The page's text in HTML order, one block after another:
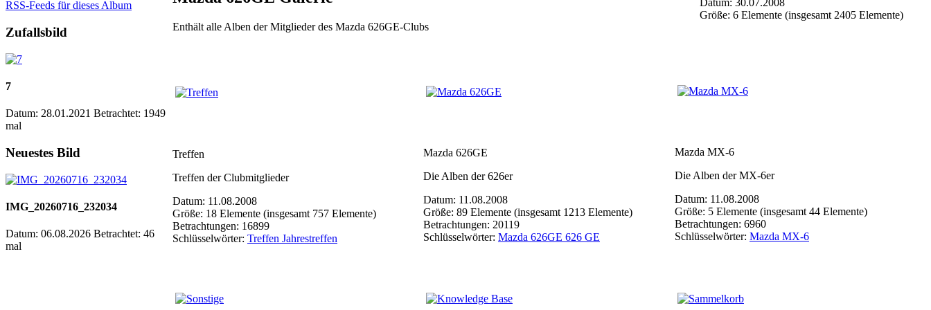
RSS-Feeds für dieses Album
Zufallsbild
7
Datum: 28.01.2021 Betrachtet: 1949
mal
Neuestes Bild
IMG_20260716_232034
Datum: 06.08.2026 Betrachtet: 46
mal
Enthält alle Alben der Mitglieder des Mazda 626GE-Clubs
Datum: 30.07.2008
Größe: 6 Elemente (insgesamt 2405 Elemente)
Treffen
Treffen der Clubmitglieder
Datum: 11.08.2008
Größe: 18 Elemente (insgesamt 757 Elemente)
Betrachtungen: 16899
Schlüsselwörter: Treffen Jahrestreffen
Mazda 626GE
Die Alben der 626er
Datum: 11.08.2008
Größe: 89 Elemente (insgesamt 1213 Elemente)
Betrachtungen: 20119
Schlüsselwörter: Mazda 626GE 626 GE
Mazda MX-6
Die Alben der MX-6er
Datum: 11.08.2008
Größe: 5 Elemente (insgesamt 44 Elemente)
Betrachtungen: 6960
Schlüsselwörter: Mazda MX-6